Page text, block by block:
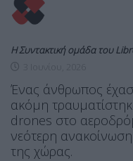
Η Συντακτική ομάδα του
Ένας άνθρωπος
ακόμη
drones στο
νεότερη
της χώρας.